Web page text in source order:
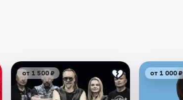
от 1 500 ₽ от 1 000 ₽